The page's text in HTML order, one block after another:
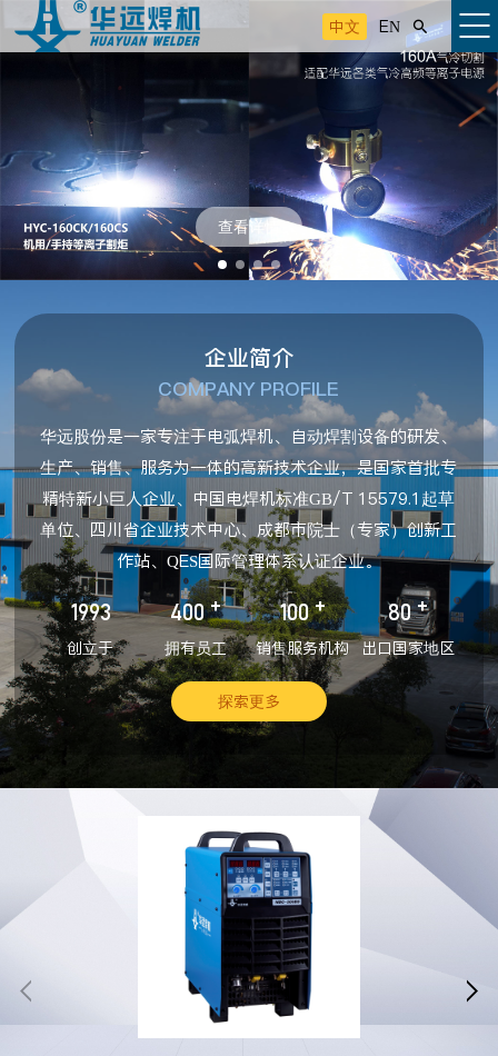
中文 EN 
查看详情
企业简介
COMPANY PROFILE
华远股份是一家专注于电弧焊机、自动焊割设备的研发、
生产、销售、服务为一体的高新技术企业，是国家首批专
精特新小巨人企业、中国电焊机标准GB/T 15579.1起草
单位、四川省企业技术中心、成都市院士（专家）创新工
作站、QES国际管理体系认证企业。
1993
创立于
400 +
拥有员工
100 +
销售服务机构
80 +
出口国家地区
探索更多
 